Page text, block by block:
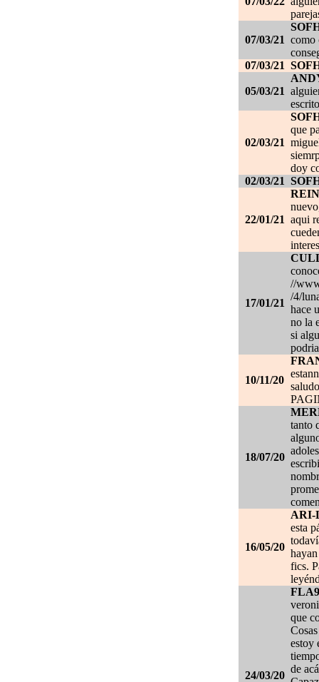
07/03/21 como
07/03/21
05/03/21
02/03/21
que
doy
02/03/21
22/01/21 aqui
17/01/21
//
/4/
hace
no la
si
10/11/20
18/07/20
tanto
16/05/20
ARI-
esta
fics.
24/03/20
que
estoy
de